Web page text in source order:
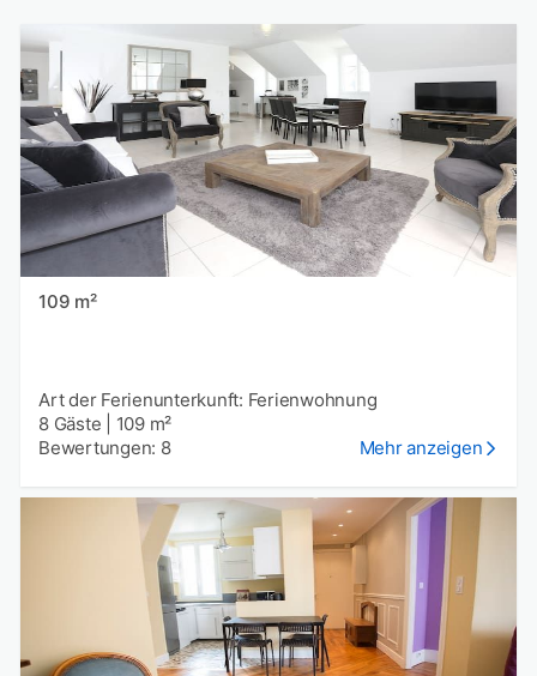
109 m²
Art der Ferienunterkunft: Ferienwohnung
8 Gäste
109 m²
Bewertungen: 8
Mehr anzeigen